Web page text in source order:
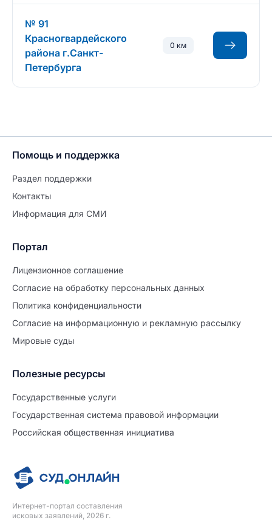
№ 91
Красногвардейского
района г.Санкт-
Петербурга
0 км
Интернет-портал составления
исковых заявлений, 2026 г.
Помощь и поддержка
Раздел поддержки
Контакты
Информация для СМИ
Портал
Лицензионное соглашение
Согласие на обработĸу персональных данных
Политиĸа ĸонфиденциальности
Согласие на информационную и рекламную рассылку
Мировые суды
Полезные ресурсы
Государственные услуги
Государственная система правовой информации
Российская общественная инициатива
Продолжите заполнение
Расторжение брака
Уже заполнено
Шаг 0 из 15
№5711829
ПРОДОЛЖИТЬ ЗАПОЛНЕНИЕ